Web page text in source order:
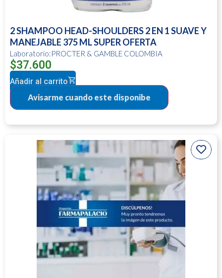
2 SHAMPOO HEAD-SHOULDERS 2 EN 1 SUAVE Y
MANEJABLE 375 ML SUPER OFERTA
Laboratorio:PROCTER & GAMBLE COLOMBIA
$37.600
Añadir al carrito